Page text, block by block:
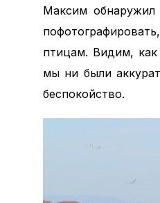
Максим обнаружил
птицам. Видим, как
мы ни были
беспокойство.